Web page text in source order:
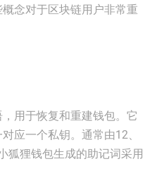
念对于区块链用户非常重
用于恢复和重建钱包。它
应一个私钥。通常由12、
狐狸钱包生成的助记词采用